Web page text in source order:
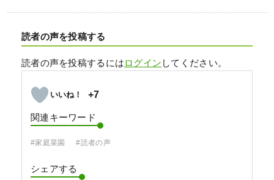
読者の声を投稿する
読者の声を投稿するにはログイン してください。
+7
関連キーワード
#家庭菜園 #読者の声
シェアする